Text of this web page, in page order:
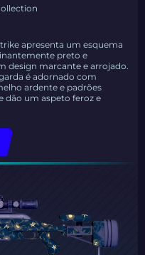
apresenta um esquema
preto e
design marcante e arrojado.
é adornado com
ardente e padrões
dão um aspeto feroz e